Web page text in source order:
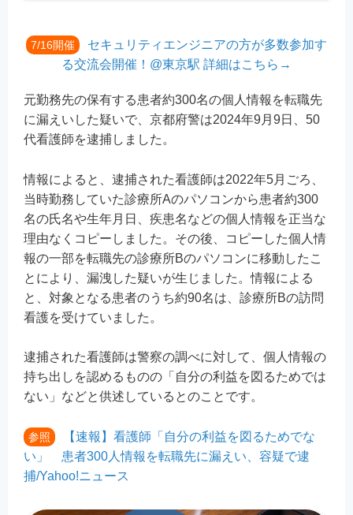
7/16開催
セキュリティエンジニアの方が多数参加す
る交流会開催！@東京駅 詳細はこちら→
元勤務先の保有する患者約300名の個人情報を転職先
に漏えいした疑いで、京都府警は2024年9月9日、50
代看護師を逮捕しました。
情報によると、逮捕された看護師は2022年5月ごろ、
当時勤務していた診療所Aのパソコンから患者約300
名の氏名や生年月日、疾患名などの個人情報を正当な
理由なくコピーしました。その後、コピーした個人情
報の一部を転職先の診療所Bのパソコンに移動したこ
とにより、漏洩した疑いが生じました。情報による
と、対象となる患者のうち約90名は、診療所Bの訪問
看護を受けていました。
逮捕された看護師は警察の調べに対して、個人情報の
持ち出しを認めるものの「自分の利益を図るためでは
ない」などと供述しているとのことです。
参照
【速報】看護師「自分の利益を図るためでな
い」 患者300人情報を転職先に漏えい、容疑で逮
捕/Yahoo!ニュース